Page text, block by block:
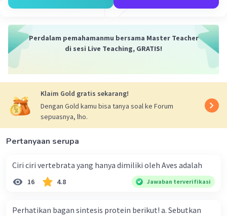
Jadi, jawabannya adalah simbiosis mutualisme.
Perdalam pemahamanmu bersama Master Teacher
di sesi Live Teaching, GRATIS!
Klaim Gold gratis sekarang!
Dengan Gold kamu bisa tanya soal ke Forum
sepuasnya, lho.
Pertanyaan serupa
Ciri ciri vertebrata yang hanya dimiliki oleh Aves adalah
16 4.8 Jawaban terverifikasi
Perhatikan bagan sintesis protein berikut! a. Sebutkan